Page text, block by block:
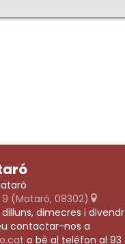
9 (Mataró, 08302)
dimecres i
contactar-nos a
o bé al telèfon al 93